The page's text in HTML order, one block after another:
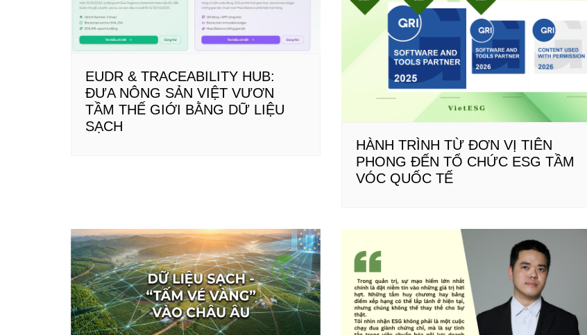
EUDR & TRACEABILITY HUB:
ĐƯA NÔNG SẢN VIỆT VƯƠN
TẦM THẾ GIỚI BẰNG DỮ LIỆU
SẠCH
HÀNH TRÌNH TỪ ĐƠN VỊ TIÊN
PHONG ĐẾN TỔ CHỨC ESG TẦM
VÓC QUỐC TẾ